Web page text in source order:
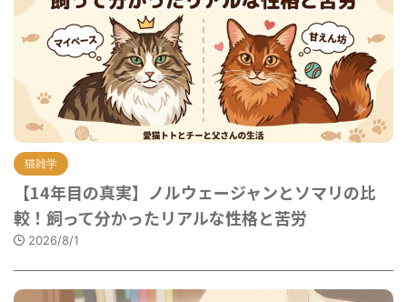
猫雑学
【14年目の真実】ノルウェージャンとソマリの比
較！飼って分かったリアルな性格と苦労
2026/8/1